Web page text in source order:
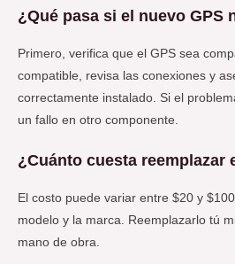
¿Qué pasa si el nuevo GPS
Primero, verifica que el GPS sea
compatible, revisa las conexiones y
correctamente instalado. Si el
un fallo en otro componente.
¿Cuánto cuesta reemplazar
El costo puede variar entre $20 y
modelo y la marca. Reemplazarlo tú
mano de obra.